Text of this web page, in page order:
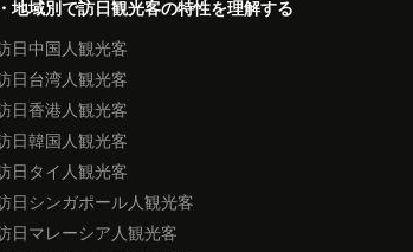
地域別で訪日観光客の特性を理解する
日中国人観光客
日台湾人観光客
日香港人観光客
日韓国人観光客
日タイ人観光客
日シンガポール人観光客
日マレーシア人観光客